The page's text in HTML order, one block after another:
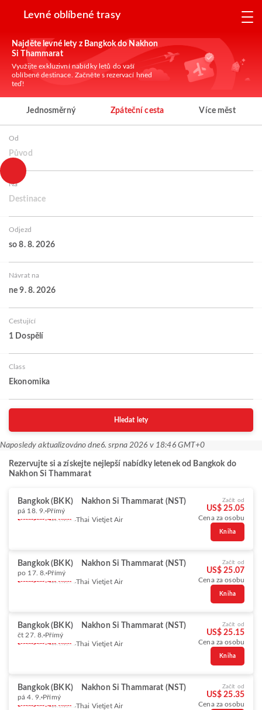
Levné oblíbené trasy
Najděte levné lety z Bangkok do Nakhon
Si Thammarat
Využijte exkluzivní nabídky letů do vaší
oblíbené destinace. Začněte s rezervací hned
teď!
Jednosměrný Zpáteční cesta Více měst
Od
Původ
Na
Destinace
Odjezd
so 8. 8. 2026
Návrat na
ne 9. 8. 2026
Cestující
1 Dospělí
Class
Ekonomika
Hledat lety
Naposledy aktualizováno dne6. srpna 2026 v 18:46 GMT+0
Rezervujte si a získejte nejlepší nabídky letenek od Bangkok do
Nakhon Si Thammarat
Bangkok (BKK) Nakhon Si Thammarat (NST)
pá 18. 9. Přímý
Thai Vietjet Air
Začít od
US$ 25.05
Cena za osobu
Kniha
Bangkok (BKK) Nakhon Si Thammarat (NST)
po 17. 8. Přímý
Thai Vietjet Air
Začít od
US$ 25.07
Cena za osobu
Kniha
Bangkok (BKK) Nakhon Si Thammarat (NST)
čt 27. 8. Přímý
Thai Vietjet Air
Začít od
US$ 25.15
Cena za osobu
Kniha
Bangkok (BKK) Nakhon Si Thammarat (NST)
pá 4. 9. Přímý
Thai Vietjet Air
Začít od
US$ 25.35
Cena za osobu